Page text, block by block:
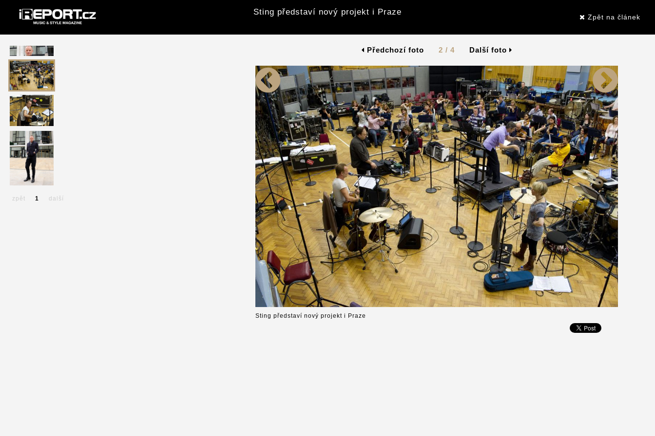
Sting představí nový projekt i Praze
Zpět na článek
Předchozí foto 2 / 4 Další foto
Sting představí nový projekt i Praze
zpět 1 další